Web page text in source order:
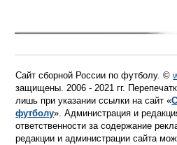
Сайт сборной России по футболу. ©
защищены. 2006 - 2021 гг.
лишь при указании ссылки на сайт «
футболу». Администрация и
ответственности за содержание
редакции и администрации сайта